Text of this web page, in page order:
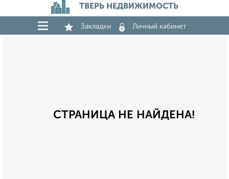
ТВЕРЬ НЕДВИЖИМОСТЬ
Закладки Личный кабинет
СТРАНИЦА НЕ НАЙДЕНА!